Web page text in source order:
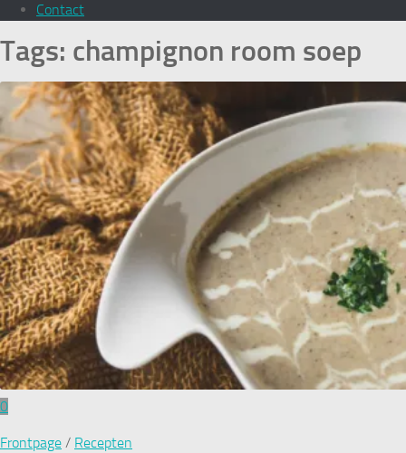
Contact
Tags: champignon room soep
0
Frontpage / Recepten